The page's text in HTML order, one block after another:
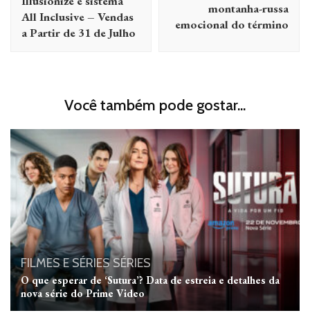
All Inclusive – Vendas
a Partir de 31 de Julho
montanha-russa
emocional do término
Você também pode gostar...
FILMES E SÉRIESSÉRIES
O que esperar de ‘Sutura’? Data de estreia e detalhes da
nova série do Prime Video